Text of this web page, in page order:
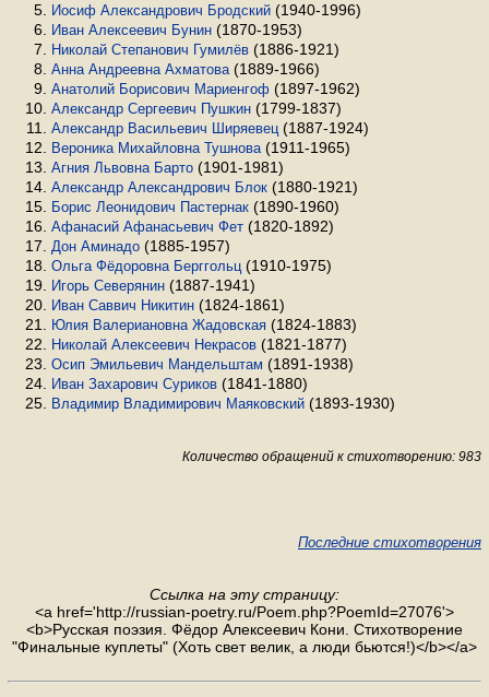
Иосиф Александрович Бродский (1940-1996)
Иван Алексеевич Бунин (1870-1953)
Николай Степанович Гумилёв (1886-1921)
Анна Андреевна Ахматова (1889-1966)
Анатолий Борисович Мариенгоф (1897-1962)
Александр Сергеевич Пушкин (1799-1837)
Александр Васильевич Ширяевец (1887-1924)
Вероника Михайловна Тушнова (1911-1965)
Агния Львовна Барто (1901-1981)
Александр Александрович Блок (1880-1921)
Борис Леонидович Пастернак (1890-1960)
Афанасий Афанасьевич Фет (1820-1892)
Дон Аминадо (1885-1957)
Ольга Фёдоровна Берггольц (1910-1975)
Игорь Северянин (1887-1941)
Иван Саввич Никитин (1824-1861)
Юлия Валериановна Жадовская (1824-1883)
Николай Алексеевич Некрасов (1821-1877)
Осип Эмильевич Мандельштам (1891-1938)
Иван Захарович Суриков (1841-1880)
Владимир Владимирович Маяковский (1893-1930)
Количество обращений к стихотворению: 983
Последние стихотворения
Ссылка на эту страницу:
<a href='http://russian-poetry.ru/Poem.php?PoemId=27076'>
<b>Русская поэзия. Фёдор Алексеевич Кони. Стихотворение
"Финальные куплеты" (Хоть свет велик, а люди бьются!)</b></a>